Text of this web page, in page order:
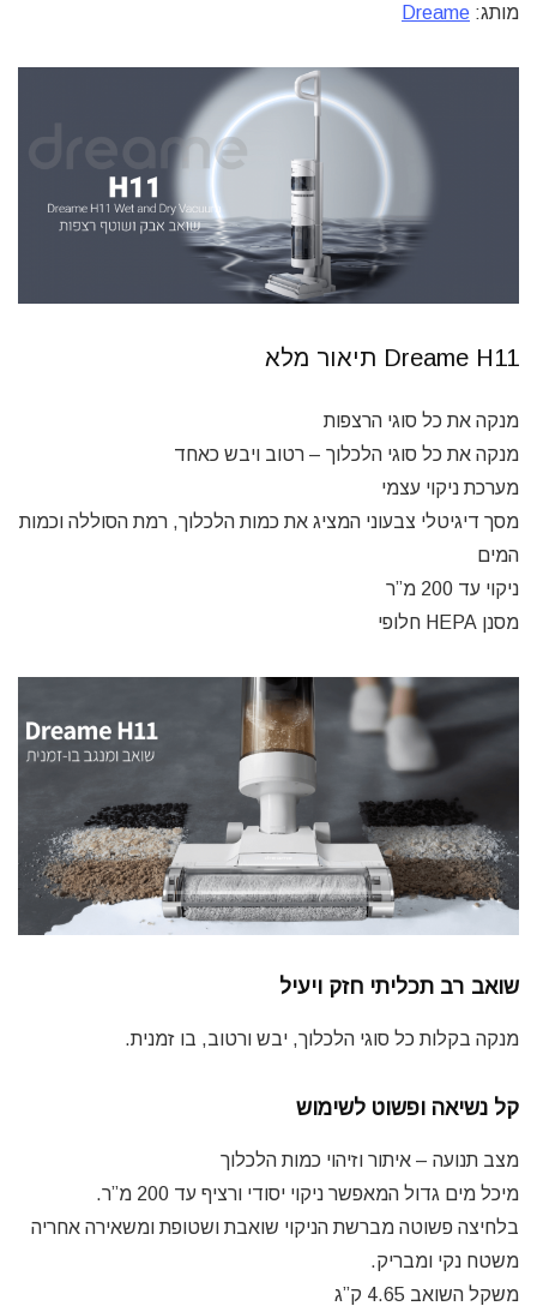
מותג: Dreame
Dreame H11 תיאור מלא
מנקה את כל סוגי הרצפות
מנקה את כל סוגי הלכלוך – רטוב ויבש כאחד
מערכת ניקוי עצמי
מסך דיגיטלי צבעוני המציג את כמות הלכלוך, רמת הסוללה וכמות
המים
ניקוי עד 200 מ”ר
מסנן HEPA חלופי
שואב רב תכליתי חזק ויעיל
מנקה בקלות כל סוגי הלכלוך, יבש ורטוב, בו זמנית.
קל נשיאה ופשוט לשימוש
מצב תנועה – איתור וזיהוי כמות הלכלוך
מיכל מים גדול המאפשר ניקוי יסודי ורציף עד 200 מ”ר.
בלחיצה פשוטה מברשת הניקוי שואבת ושטופת ומשאירה אחריה
משטח נקי ומבריק.
משקל השואב 4.65 ק”ג